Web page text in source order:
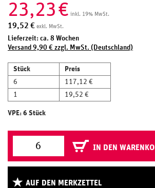
23,23€ inkl. 19% MwSt.
19,52 € exkl. MwSt.
Lieferzeit: ca. 8 Wochen
Versand 9,90 € zzgl. MwSt. (Deutschland)
Stück
Preis
6
117,12 €
1
19,52 €
VPE: 6 Stück
IN DEN
AUF DEN MERKZETTEL